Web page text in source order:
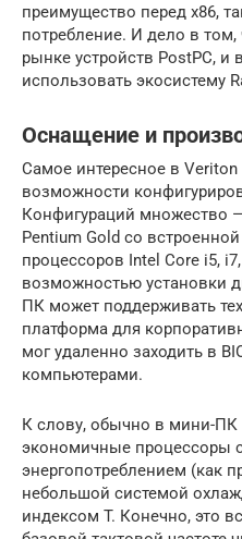
преимущество перед x86,
потребление. И дело в
рынке устройств PostPC,
использовать экосистему
Оснащение и
Самое интересное в
возможности
Конфигураций множество
Pentium Gold со
процессоров Intel Core i5,
возможностью установки
ПК может поддерживать
платформа для
мог удаленно заходить в
компьютерами.
К слову, обычно в мини-ПК
экономичные процессоры
энергопотреблением (как
небольшой системой
индексом T. Конечно, это